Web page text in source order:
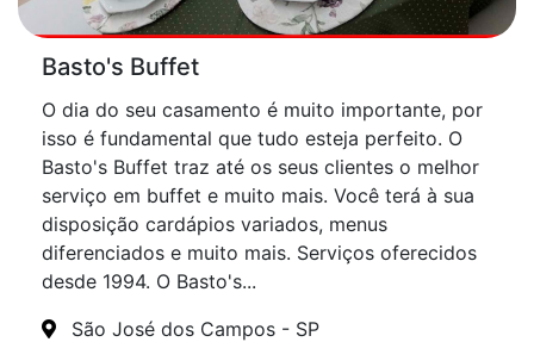
Basto's Buffet
O dia do seu casamento é muito importante, por
isso é fundamental que tudo esteja perfeito. O
Basto's Buffet traz até os seus clientes o melhor
serviço em buffet e muito mais. Você terá à sua
disposição cardápios variados, menus
diferenciados e muito mais. Serviços oferecidos
desde 1994. O Basto's...
São José dos Campos - SP